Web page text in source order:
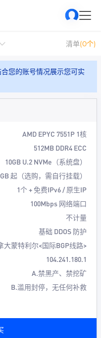
清单(0个)
您的账号情况展示您可实
AMD EPYC 7551P 1核
512MB DDR4 ECC
10GB U.2 NVMe（系统盘）
起（选购，需自行挂载）
1个 + 免费IPv6 / 原生IP
100Mbps 网络端口
不计量
基础 DDOS 防护
大蒙特利尔<国际BGP线路>
104.241.180.1
A.禁黑产、禁挖矿
B.滥用封停，无任何补救